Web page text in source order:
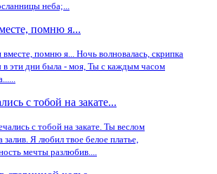
неба;...
помню я...
помню я... Ночь волновалась, скрипка
в эти дни была - моя, Ты с каждым часом
с тобой на закате...
с тобой на закате. Ты веслом
залив. Я любил твое белое платье,
мечты разлюбив....